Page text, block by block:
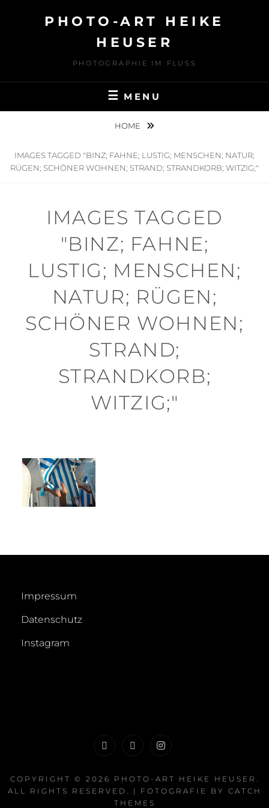
PHOTO-ART HEIKE
HEUSER
PHOTOGRAPHIE IM FLUSS
MENU
HOME
IMAGES TAGGED "BINZ; FAHNE; LUSTIG; MENSCHEN; NATUR;
RÜGEN; SCHÖNER WOHNEN; STRAND; STRANDKORB; WITZIG;"
IMAGES TAGGED
"BINZ; FAHNE;
LUSTIG; MENSCHEN;
NATUR; RÜGEN;
SCHÖNER WOHNEN;
STRAND;
STRANDKORB;
WITZIG;"
Impressum
Datenschutz
Instagram
COPYRIGHT © 2026 PHOTO-ART HEIKE HEUSER .
ALL RIGHTS RESERVED. | FOTOGRAFIE BY CATCH
THEMES